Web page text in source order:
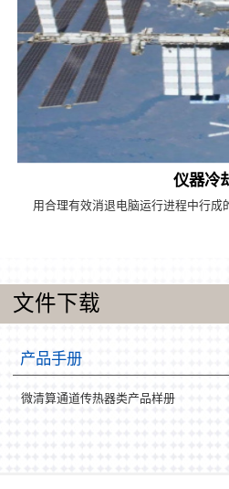
仪器冷
用合理有效消退电脑运行进程中行成
文件下载
产品手册
微清算通道传热器类产品样册